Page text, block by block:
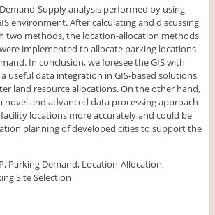
Supply analysis performed by using
environment. After calculating and discussing
two methods, the location-allocation methods
implemented to allocate parking locations
In conclusion, we foresee the GIS with
useful data integration in GIS-based solutions
land resource allocations. On the other hand,
novel and advanced data processing approach
locations more accurately and could be
planning of developed cities to support the
Parking Demand, Location-Allocation,
Site Selection